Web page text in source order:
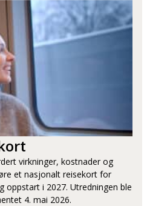
virkninger, kostnader og
et nasjonalt reisekort for
oppstart i 2027. Utredningen ble
4. mai 2026.